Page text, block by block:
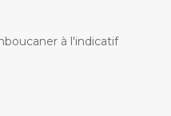
à l'indicatif